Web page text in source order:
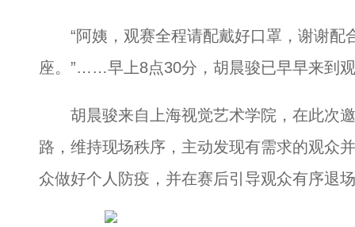
“阿姨，观赛全程请配戴好口罩，谢谢配
座。”……早上8点30分，胡晨骏已早早来到
胡晨骏来自上海视觉艺术学院，在此次邀
路，维持现场秩序，主动发现有需求的观众
众做好个人防疫，并在赛后引导观众有序退